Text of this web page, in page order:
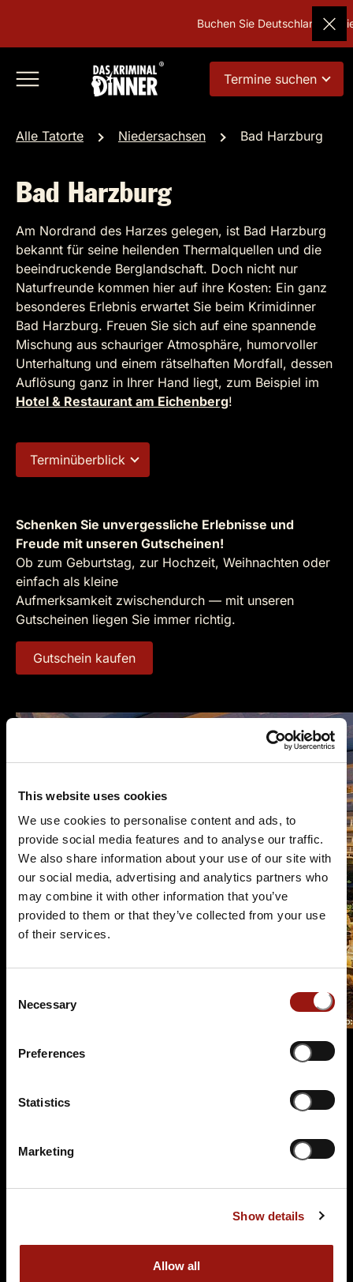
This website uses cookies
We use cookies to personalise content and ads, to
provide social media features and to analyse our traffic.
We also share information about your use of our site with
our social media, advertising and analytics partners who
may combine it with other information that you’ve
provided to them or that they’ve collected from your use
of their services.
Selection
Necessary
Preferences
Statistics
Marketing
Show details
Allow all
Buchen Sie Deutschlands
Termine suchen
Alle Tatorte Niedersachsen Bad Harzburg
Bad Harzburg
Am Nordrand des Harzes gelegen, ist Bad Harzburg
bekannt für seine heilenden Thermalquellen und die
beeindruckende Berglandschaft. Doch nicht nur
Naturfreunde kommen hier auf ihre Kosten: Ein ganz
besonderes Erlebnis erwartet Sie beim Krimidinner
Bad Harzburg. Freuen Sie sich auf eine spannende
Mischung aus schauriger Atmosphäre, humorvoller
Unterhaltung und einem rätselhaften Mordfall, dessen
Auflösung ganz in Ihrer Hand liegt, zum Beispiel im
Hotel & Restaurant am Eichenberg!
Terminüberblick
Schenken Sie unvergessliche Erlebnisse und
Freude mit unseren Gutscheinen!
Ob zum Geburtstag, zur Hochzeit, Weihnachten oder
einfach als kleine
Aufmerksamkeit zwischendurch — mit unseren
Gutscheinen liegen Sie immer richtig.
Gutschein kaufen